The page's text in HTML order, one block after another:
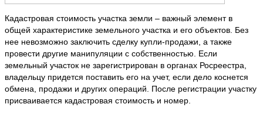
Кадастровая стоимость участка земли – важный элемент в
общей характеристике земельного участка и его объектов. Без
нее невозможно заключить сделку купли-продажи, а также
провести другие манипуляции с собственностью. Если
земельный участок не зарегистрирован в органах Росреестра,
владельцу придется поставить его на учет, если дело коснется
обмена, продажи и других операций. После регистрации участку
присваивается кадастровая стоимость и номер.